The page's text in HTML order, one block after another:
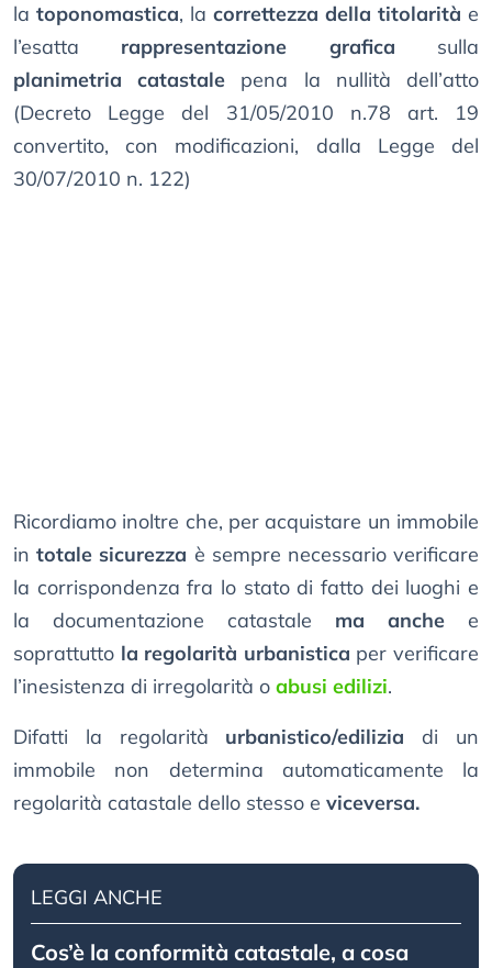
la toponomastica, la correttezza della titolarità e
l’esatta rappresentazione grafica sulla
planimetria catastale pena la nullità dell’atto
(Decreto Legge del 31/05/2010 n.78 art. 19
convertito, con modificazioni, dalla Legge del
30/07/2010 n. 122)
Ricordiamo inoltre che, per acquistare un immobile
intotale sicurezza è sempre necessario verificare
la corrispondenza fra lo stato di fatto dei luoghi e
la documentazione catastale ma anche e
soprattutto la regolarità urbanistica per verificare
l’inesistenza di irregolarità o abusi edilizi.
Difatti la regolarità urbanistico/edilizia di un
immobile non determina automaticamente la
regolarità catastale dello stesso e viceversa.
LEGGI ANCHE
Cos’è la conformità catastale, a cosa